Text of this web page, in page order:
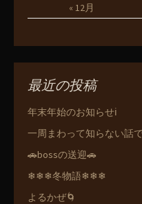
« 12月
最近の投稿
年末年始のお知らせℹ️
一周まわって知らない話
🚗bossの送迎🚗
❄❄❄冬物語❄❄❄
よるかぜ🌀